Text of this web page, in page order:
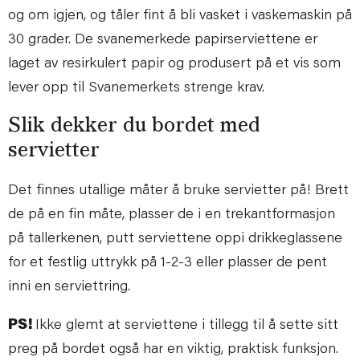
og om igjen, og tåler fint å bli vasket i vaskemaskin på
30 grader. De svanemerkede papirserviettene er
laget av resirkulert papir og produsert på et vis som
lever opp til Svanemerkets strenge krav.
Slik dekker du bordet med
servietter
Det finnes utallige måter å bruke servietter på! Brett
de på en fin måte, plasser de i en trekantformasjon
på tallerkenen, putt serviettene oppi drikkeglassene
for et festlig uttrykk på 1-2-3 eller plasser de pent
inni en serviettring.
PS! Ikke glemt at serviettene i tillegg til å sette sitt
preg på bordet også har en viktig, praktisk funksjon.